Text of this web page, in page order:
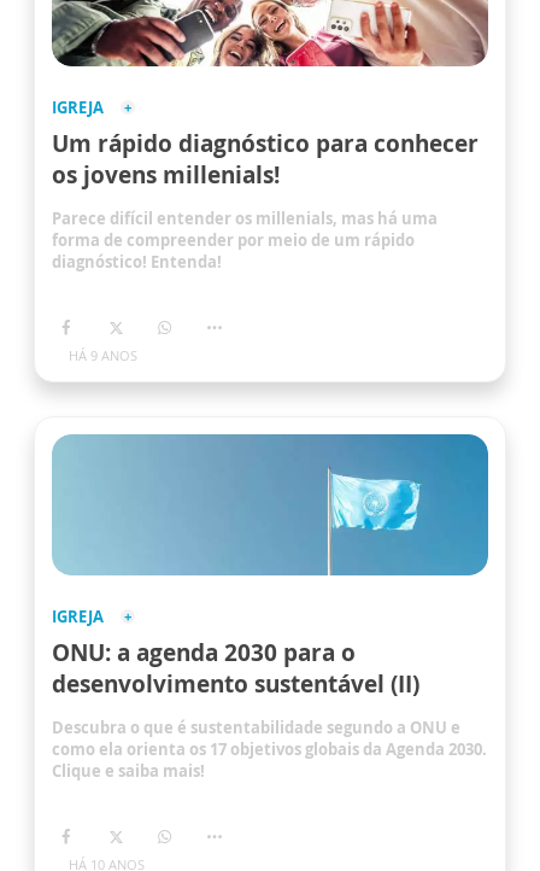
IGREJA
Um rápido diagnóstico para conhecer
os jovens millenials!
Parece difícil entender os millenials, mas há uma
forma de compreender por meio de um rápido
diagnóstico! Entenda!
HÁ 9 ANOS
IGREJA
ONU: a agenda 2030 para o
desenvolvimento sustentável (II)
Descubra o que é sustentabilidade segundo a ONU e
como ela orienta os 17 objetivos globais da Agenda 2030.
Clique e saiba mais!
HÁ 10 ANOS